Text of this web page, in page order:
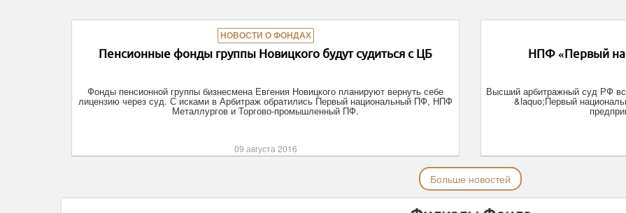
НОВОСТИ О ФОНДАХ
Пенсионные фонды группы Новицкого будут судиться с ЦБ
Фонды пенсионной группы бизнесмена Евгения Новицкого планируют вернуть себе
лицензию через суд. С исками в Арбитраж обратились Первый национальный ПФ, НПФ
Металлургов и Торгово-промышленный ПФ.
09 августа 2016
НПФ «Первый
Высший арбитражный суд РФ
&laquo;Первый
Больше новостей